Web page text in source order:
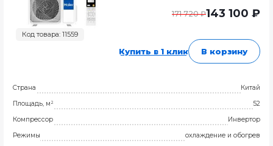
Код товара: 11559
171 720 ₽143 100 ₽
Купить в 1 клик В корзину
Страна
Китай
Площадь, м²
52
Компрессор
Инвертор
Режимы
охлаждение и обогрев